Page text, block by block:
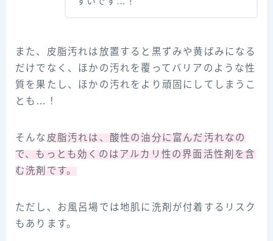
また、皮脂汚れは放置すると黒ずみや黄ばみになる
だけでなく、ほかの汚れを覆ってバリアのような性
質を果たし、ほかの汚れをより頑固にしてしまうこ
とも…！
そんな 皮脂汚れは、酸性の油分に富んだ汚れなの
で、もっとも効くのはアルカリ性の界面活性剤を含
む洗剤です。
ただし、お風呂場では地肌に洗剤が付着するリスク
もあります。